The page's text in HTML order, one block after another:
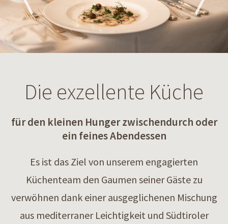
Die exzellente Küche
für den kleinen Hunger zwischendurch oder
ein feines Abendessen
Es ist das Ziel von unserem engagierten
Küchenteam den Gaumen seiner Gäste zu
verwöhnen dank einer ausgeglichenen Mischung
aus mediterraner Leichtigkeit und Südtiroler